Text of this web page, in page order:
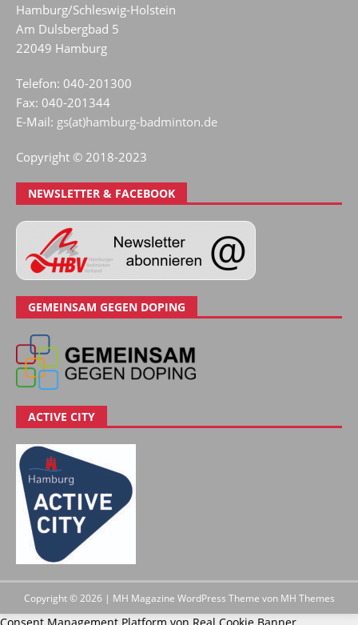
Hamburg/Schleswig-Holstein
Am Dulsbergbad 5
22049 Hamburg
Telefon: 040-201300
Fax: 040-201344
E-Mail: gs(at)hamburg-badminton.de
Copyright © 2018-2023
NEWSLETTER & FACEBOOK
GEMEINSAM GEGEN DOPING
ACTIVE CITY
Copyright © 2026 | MH Magazine WordPress Theme von MH Themes